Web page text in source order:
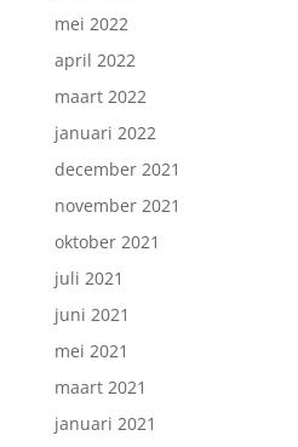
mei 2022
april 2022
maart 2022
januari 2022
december 2021
november 2021
oktober 2021
juli 2021
juni 2021
mei 2021
maart 2021
januari 2021